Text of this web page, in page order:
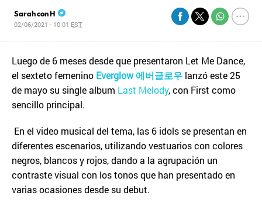
Sarah con H
02/06/2021 - 10:01 EST
Luego de 6 meses desde que presentaron Let Me Dance,
el sexteto femenino Everglow 에버글로우 lanzó este 25
de mayo su single album Last Melody, con First como
sencillo principal.
En el video musical del tema, las 6 idols se presentan en
diferentes escenarios, utilizando vestuarios con colores
negros, blancos y rojos, dando a la agrupación un
contraste visual con los tonos que han presentado en
varias ocasiones desde su debut.